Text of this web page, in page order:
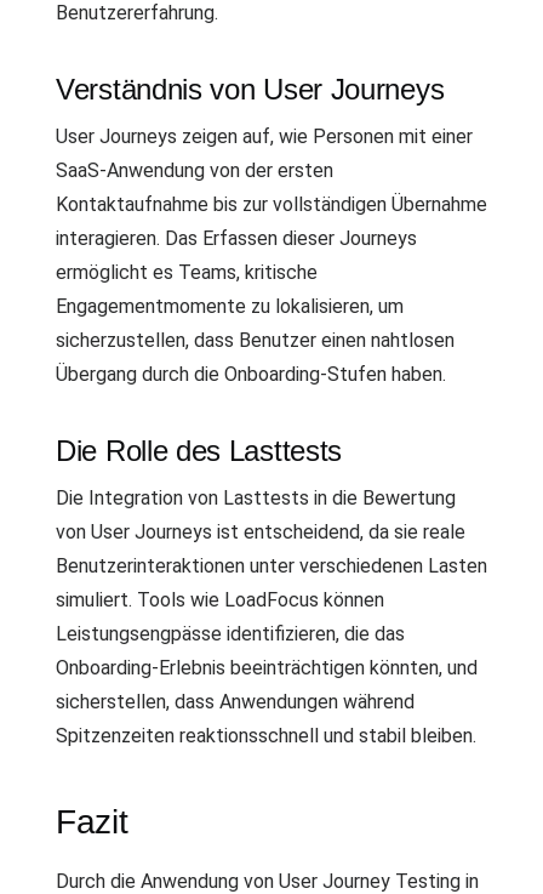
Benutzererfahrung.
Verständnis von User Journeys
User Journeys zeigen auf, wie Personen mit einer
SaaS-Anwendung von der ersten
Kontaktaufnahme bis zur vollständigen Übernahme
interagieren. Das Erfassen dieser Journeys
ermöglicht es Teams, kritische
Engagementmomente zu lokalisieren, um
sicherzustellen, dass Benutzer einen nahtlosen
Übergang durch die Onboarding-Stufen haben.
Die Rolle des Lasttests
Die Integration von Lasttests in die Bewertung
von User Journeys ist entscheidend, da sie reale
Benutzerinteraktionen unter verschiedenen Lasten
simuliert. Tools wie LoadFocus können
Leistungsengpässe identifizieren, die das
Onboarding-Erlebnis beeinträchtigen könnten, und
sicherstellen, dass Anwendungen während
Spitzenzeiten reaktionsschnell und stabil bleiben.
Fazit
Durch die Anwendung von User Journey Testing in